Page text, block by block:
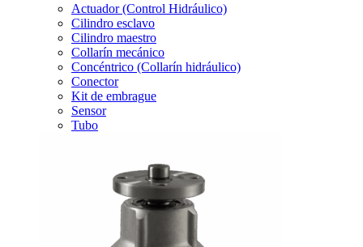
Actuador (Control Hidráulico)
Cilindro esclavo
Cilindro maestro
Collarín mecánico
Concéntrico (Collarín hidráulico)
Conector
Kit de embrague
Sensor
Tubo